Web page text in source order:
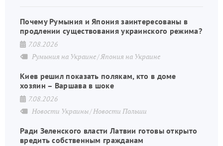
Почему Румыния и Япония заинтересованы в
продлении существования украинского режима?
7.08.2026
Румыния на Украине Япония на Украине
Киев решил показать полякам, кто в доме
хозяин – Варшава в шоке
7.08.2026
Новости Украины Новости Польши
Ради Зеленского власти Латвии готовы открыто
вредить собственным гражданам